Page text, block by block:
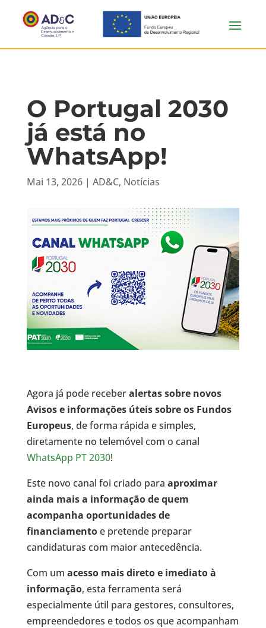
O Portugal 2030
já está no
WhatsApp!
Mai 13, 2026| AD&C, Notícias
Agora já pode receberalertas sobre novos
Avisos e informações úteis sobre os Fundos
Europeus, de forma rápida e simples,
diretamente no telemóvel com o canal
WhatsApp PT 2030!
Este novo canal foi criado para aproximar
ainda mais a informação de quem
acompanha oportunidades de
financiamentoe pretende preparar
candidaturas com maior antecedência.
Com um acesso mais direto e imediato à
informação, esta ferramenta será
especialmente útil para gestores, consultores,
empreendedores e todos os que acompanham